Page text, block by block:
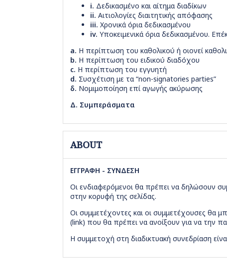
i. Δεδικασμένο και αίτημα διαδίκων
ii. Αιτιολογίες διαιτητικής απόφασης
iii. Χρονικά όρια δεδικασμένου
iv. Υποκειμενικά όρια δεδικασμένου.
a. Η περίπτωση του καθολικού ή οιονεί
b. Η περίπτωση του ειδικού διαδόχου
c. Η περίπτωση του εγγυητή
d. Συσχέτιση με τα “non-signatories parties”
δ. Νομιμοποίηση επί αγωγής ακύρωσης
Δ. Συμπεράσματα
ABOUT
ΕΓΓΡΑΦΗ - ΣΥΝΔΕΣΗ
Οι ενδιαφερόμενοι θα πρέπει να δηλώσουν
στην κορυφή της σελίδας.
Οι συμμετέχοντες και οι συμμετέχουσες θα
(link) που θα πρέπει να ανοίξουν για να την
Η συμμετοχή στη διαδικτυακή συνεδρίαση